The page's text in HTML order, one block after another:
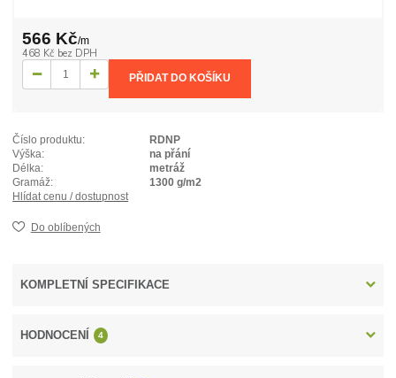
566 Kč/m
468 Kč bez DPH
PŘIDAT DO KOŠÍKU
Číslo produktu:
RDNP
Výška:
na přání
Délka:
metráž
Gramáž:
1300 g/m2
Hlídat cenu / dostupnost
Do oblíbených
KOMPLETNÍ SPECIFIKACE
HODNOCENÍ 4